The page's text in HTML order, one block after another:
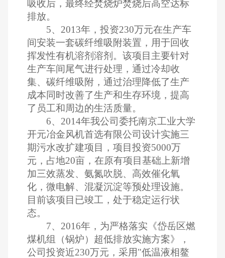
吸收后，最终经焚烧炉焚烧后高空达标
排放。
5、2013年，投资230万元在生产车
间安装一套碳纤维吸附装置，用于回收
挥发性有机溶剂溶剂。该项目主要针对
生产车间尾气进行处理，通过冷却收
集、碳纤维吸附，通过治理降低了生产
成本同时改善了生产和生存环境，提高
了员工和周边的生活质量。
6、2014年我公司委托南京工业大学
开元冶金风机首选有限公司设计实施三
期污水改扩建项目，项目投资5000万
元，占地20亩，在原有项目基础上新增
加三效蒸发、氨氮吹脱、高效催化氧
化，微电解、混凝沉淀等预处理设施。
目前该项目已竣工，处于稳定运行状
态。
7、2016年，为严格落实《岱岳区燃
煤机组（锅炉）超低排放实施方案》，
公司投资近230万元，采用"低温液相鳌